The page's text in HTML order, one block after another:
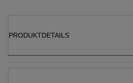
PRODUKTDETAILS